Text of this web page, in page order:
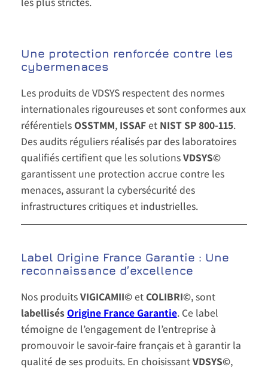
Une protection renforcée contre les
cybermenaces
Les produits de VDSYS respectent des normes
internationales rigoureuses et sont conformes aux
référentielsOSSTMM, ISSAFet NIST SP 800-115.
Des audits réguliers réalisés par des laboratoires
qualifiés certifient que les solutionsVDSYS©
garantissent une protection accrue contre les
menaces, assurant la cybersécurité des
infrastructures critiques et industrielles.
Label Origine France Garantie : Une
reconnaissance d’excellence
Nos produitsVIGICAMII©etCOLIBRI©, sont
labellisésOrigine France Garantie. Ce label
témoigne de l’engagement de l’entreprise à
promouvoir le savoir-faire français et à garantir la
qualité de ses produits. En choisissantVDSYS©,